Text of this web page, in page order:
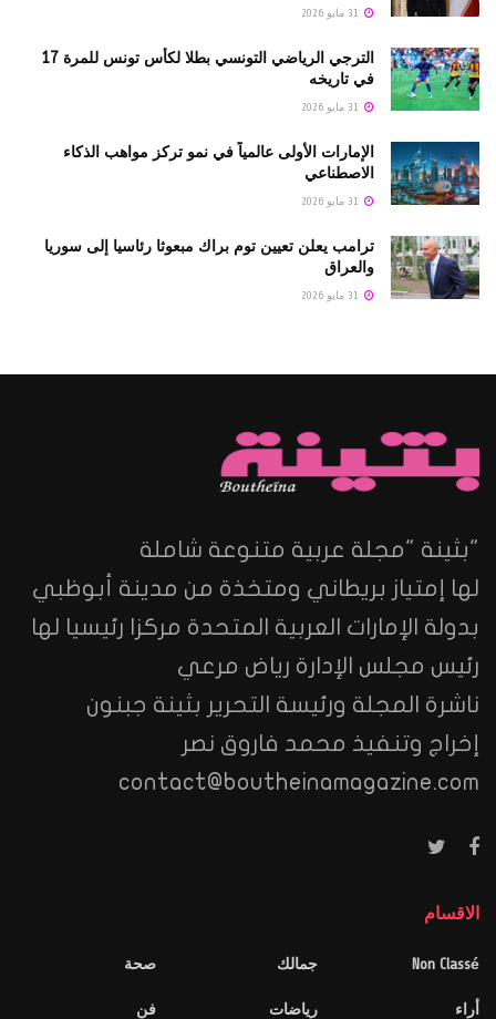
الترجي الرياضي التونسي بطلا لكأس تونس للمرة 17
في تاريخه
الإمارات الأولى عالمياً في نمو تركز مواهب الذكاء
الاصطناعي
ترامب يعلن تعيين توم براك مبعوثا رئاسيا إلى سوريا
والعراق
"بثينة "مجلة عربية متنوعة شاملة
لها إمتياز بريطاني ومتخذة من مدينة أبوظبي
بدولة الإمارات العربية المتحدة مركزا رئيسيا لها
رئيس مجلس الإدارة رياض مرعي
ناشرة المجلة ورئيسة التحرير بثينة جبنون
إخراج وتنفيذ محمد فاروق نصر
contact@boutheinamagazine.com
الاقسام
Non Classé
أراء
جمالك
رياضات
صحة
فن